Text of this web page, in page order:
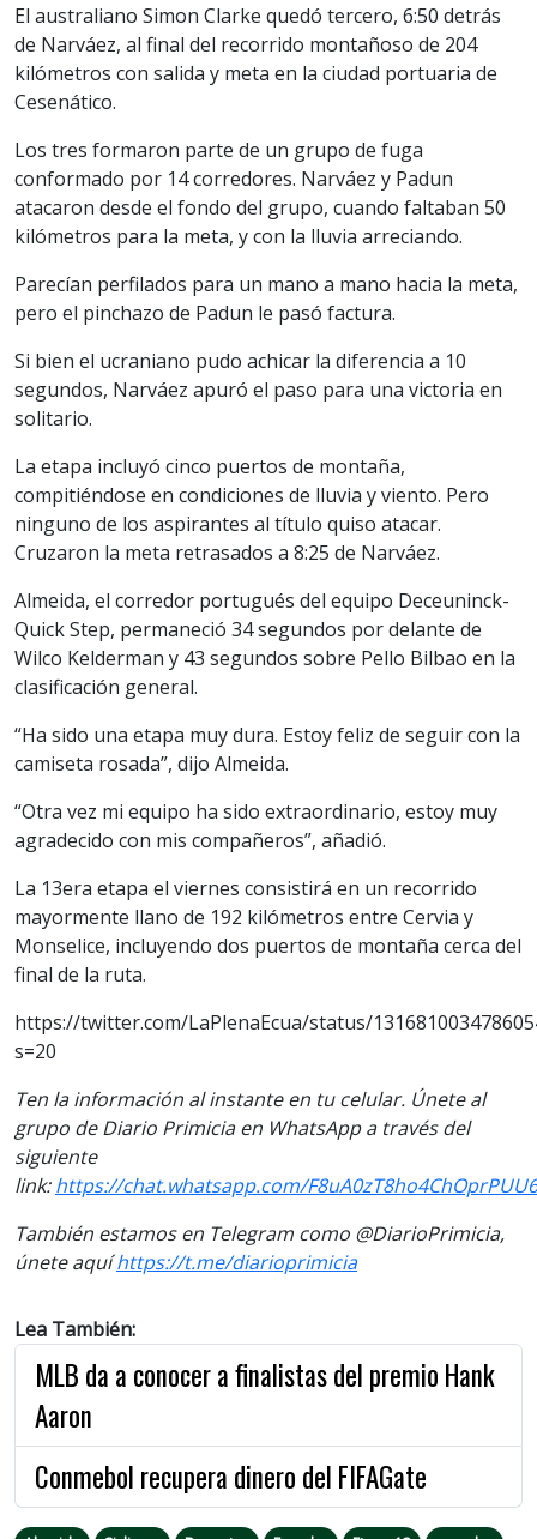
El australiano Simon Clarke quedó tercero, 6:50 detrás
de Narváez, al final del recorrido montañoso de 204
kilómetros con salida y meta en la ciudad portuaria de
Cesenático.
Los tres formaron parte de un grupo de fuga
conformado por 14 corredores. Narváez y Padun
atacaron desde el fondo del grupo, cuando faltaban 50
kilómetros para la meta, y con la lluvia arreciando.
Parecían perfilados para un mano a mano hacia la meta,
pero el pinchazo de Padun le pasó factura.
Si bien el ucraniano pudo achicar la diferencia a 10
segundos, Narváez apuró el paso para una victoria en
solitario.
La etapa incluyó cinco puertos de montaña,
compitiéndose en condiciones de lluvia y viento. Pero
ninguno de los aspirantes al título quiso atacar.
Cruzaron la meta retrasados a 8:25 de Narváez.
Almeida, el corredor portugués del equipo Deceuninck-
Quick Step, permaneció 34 segundos por delante de
Wilco Kelderman y 43 segundos sobre Pello Bilbao en la
clasificación general.
“Ha sido una etapa muy dura. Estoy feliz de seguir con la
camiseta rosada”, dijo Almeida.
“Otra vez mi equipo ha sido extraordinario, estoy muy
agradecido con mis compañeros”, añadió.
La 13era etapa el viernes consistirá en un recorrido
mayormente llano de 192 kilómetros entre Cervia y
Monselice, incluyendo dos puertos de montaña cerca del
final de la ruta.
https://twitter.com/LaPlenaEcua/status/
s=20
Ten la información al instante en tu celular. Únete al
grupo de Diario Primicia en WhatsApp a través del
siguiente
link: https://chat.whatsapp.com/
También estamos en Telegram como @DiarioPrimicia,
únete aquíhttps://t.me/diarioprimicia
Lea También:
MLB da a conocer a finalistas del premio Hank
Aaron
Conmebol recupera dinero del FIFAGate